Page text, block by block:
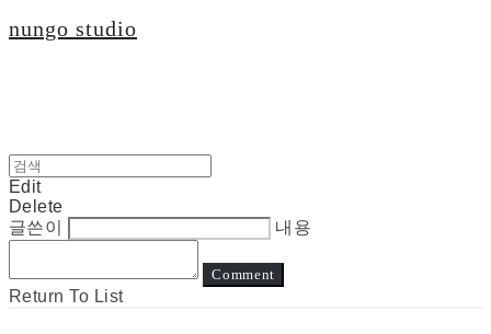
nungo studio
Edit
Delete
글쓴이
내용
Comment
Return To List